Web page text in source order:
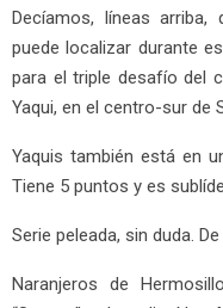
Decíamos, líneas
puede localizar durante
para el triple desafío del
Yaqui, en el centro-sur de
Yaquis también está en
Tiene 5 puntos y es
Serie peleada, sin duda.
Naranjeros de